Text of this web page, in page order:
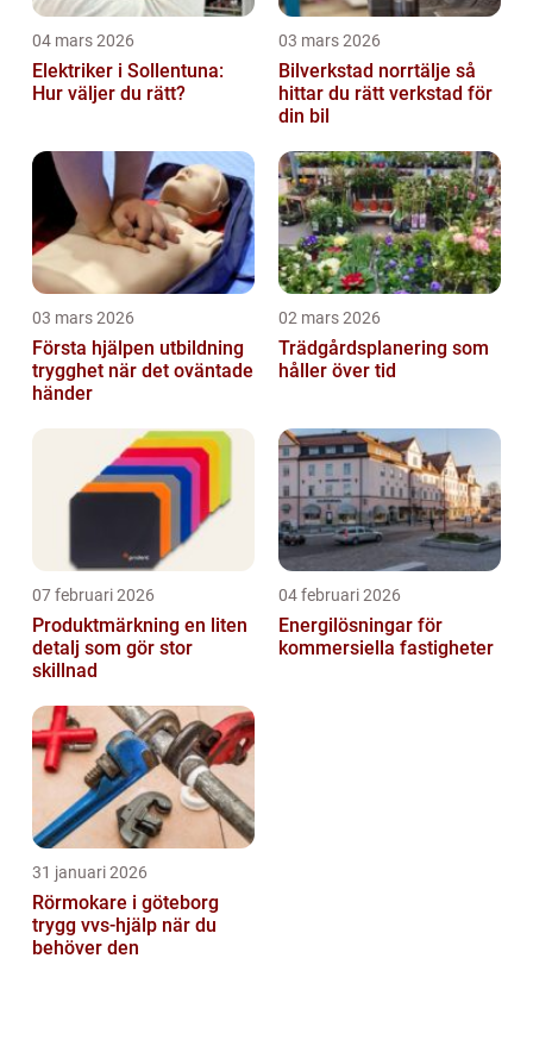
04 mars 2026
Elektriker i Sollentuna:
Hur väljer du rätt?
03 mars 2026
Bilverkstad norrtälje så
hittar du rätt verkstad för
din bil
03 mars 2026
Första hjälpen utbildning
trygghet när det oväntade
händer
02 mars 2026
Trädgårdsplanering som
håller över tid
07 februari 2026
Produktmärkning en liten
detalj som gör stor
skillnad
04 februari 2026
Energilösningar för
kommersiella fastigheter
31 januari 2026
Rörmokare i göteborg
trygg vvs-hjälp när du
behöver den